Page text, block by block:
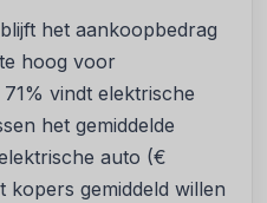
het aankoopbedrag
hoog voor
vindt elektrische
het gemiddelde
auto (€
kopers gemiddeld willen